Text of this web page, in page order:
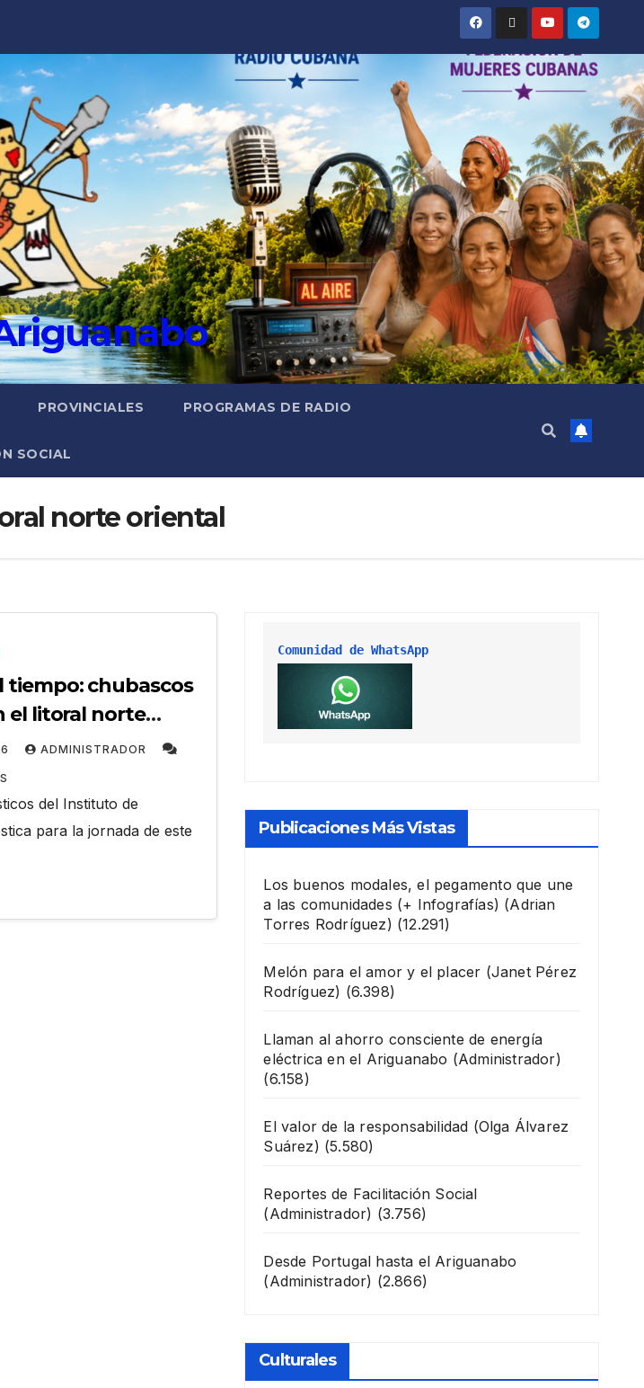
PROVINCIALES PROGRAMAS DE RADIO
SOCIAL
norte oriental
tiempo: chubascos
el litoral norte
ADMINISTRADOR
del Instituto de
para la jornada de este
Comunidad de WhatsApp
Publicaciones Más Vistas
Los buenos modales, el pegamento que une
a las comunidades (+ Infografías) (Adrian
Torres Rodríguez) (12.291)
Melón para el amor y el placer (Janet Pérez
Rodríguez) (6.398)
Llaman al ahorro consciente de energía
eléctrica en el Ariguanabo (Administrador)
(6.158)
El valor de la responsabilidad (Olga Álvarez
Suárez) (5.580)
Reportes de Facilitación Social
(Administrador) (3.756)
Desde Portugal hasta el Ariguanabo
(Administrador) (2.866)
Culturales